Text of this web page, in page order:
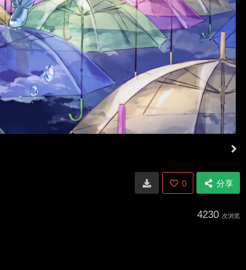
0 分享
4230 次浏览